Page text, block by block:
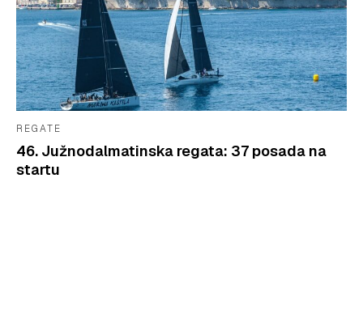
REGATE
46. Južnodalmatinska regata: 37 posada na
startu